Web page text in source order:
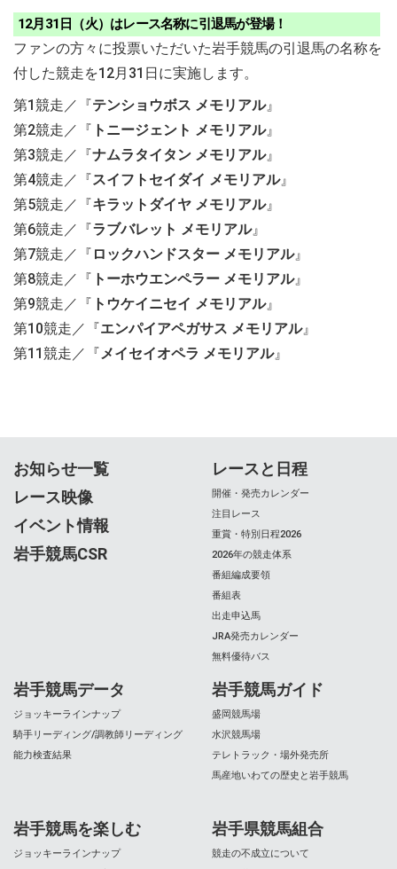
12月31日（火）はレース名称に引退馬が登場！
ファンの方々に投票いただいた岩手競馬の引退馬の名称を
付した競走を12月31日に実施します。
第1競走／『テンショウボス メモリアル』
第2競走／『 トニージェント メモリアル』
第3競走／『ナムラタイタン メモリアル』
第4競走／『スイフトセイダイ メモリアル』
第5競走／『キラットダイヤ メモリアル』
第6競走／『ラブバレット メモリアル』
第7競走／『 ロックハンドスター メモリアル』
第8競走／『 トーホウエンペラー メモリアル』
第9競走／『 トウケイニセイ メモリアル』
第10競走／『エンパイアペガサス メモリアル』
第11競走／『メイセイオペラ メモリアル』
お知らせ一覧
レース映像
イベント情報
岩手競馬CSR
レースと日程
開催・発売カレンダー
注目レース
重賞・特別日程2026
2026年の競走体系
番組編成要領
番組表
出走申込馬
JRA発売カレンダー
無料優待バス
岩手競馬データ
ジョッキーラインナップ
騎手リーディング/調教師リーディング
能力検査結果
岩手競馬ガイド
盛岡競馬場
水沢競馬場
テレトラック・場外発売所
馬産地いわての歴史と岩手競馬
岩手競馬を楽しむ
ジョッキーラインナップ
岩手県競馬組合
競走の不成立について